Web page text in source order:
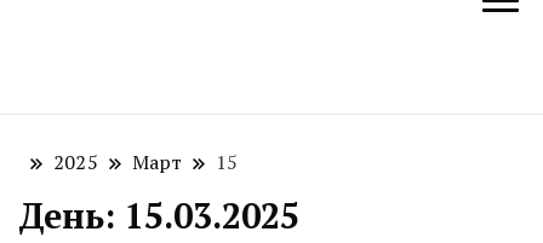
2025 Март 15
День: 15.03.2025